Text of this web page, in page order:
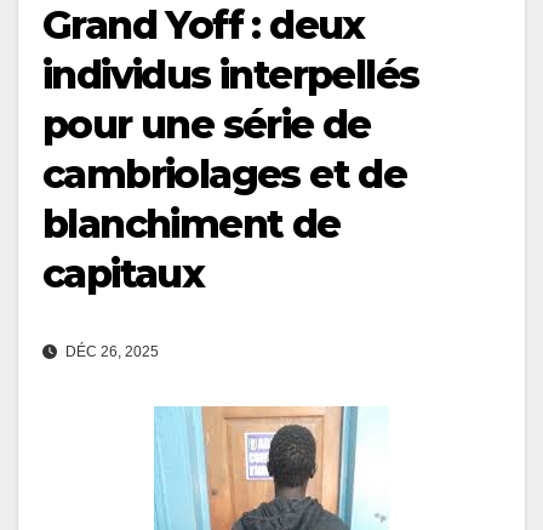
Grand Yoff : deux
individus interpellés
pour une série de
cambriolages et de
blanchiment de
capitaux
DÉC 26, 2025